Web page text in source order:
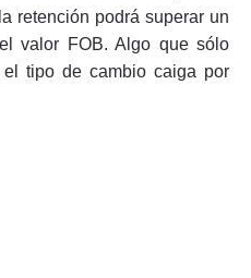
retención podrá superar un
valor FOB. Algo que sólo
tipo de cambio caiga por